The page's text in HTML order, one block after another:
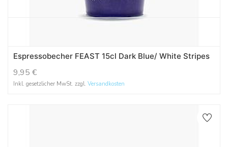
Espressobecher FEAST 15cl Dark Blue/ White Stripes
9,95 €
Inkl. gesetzlicher MwSt. zzgl. Versandkosten